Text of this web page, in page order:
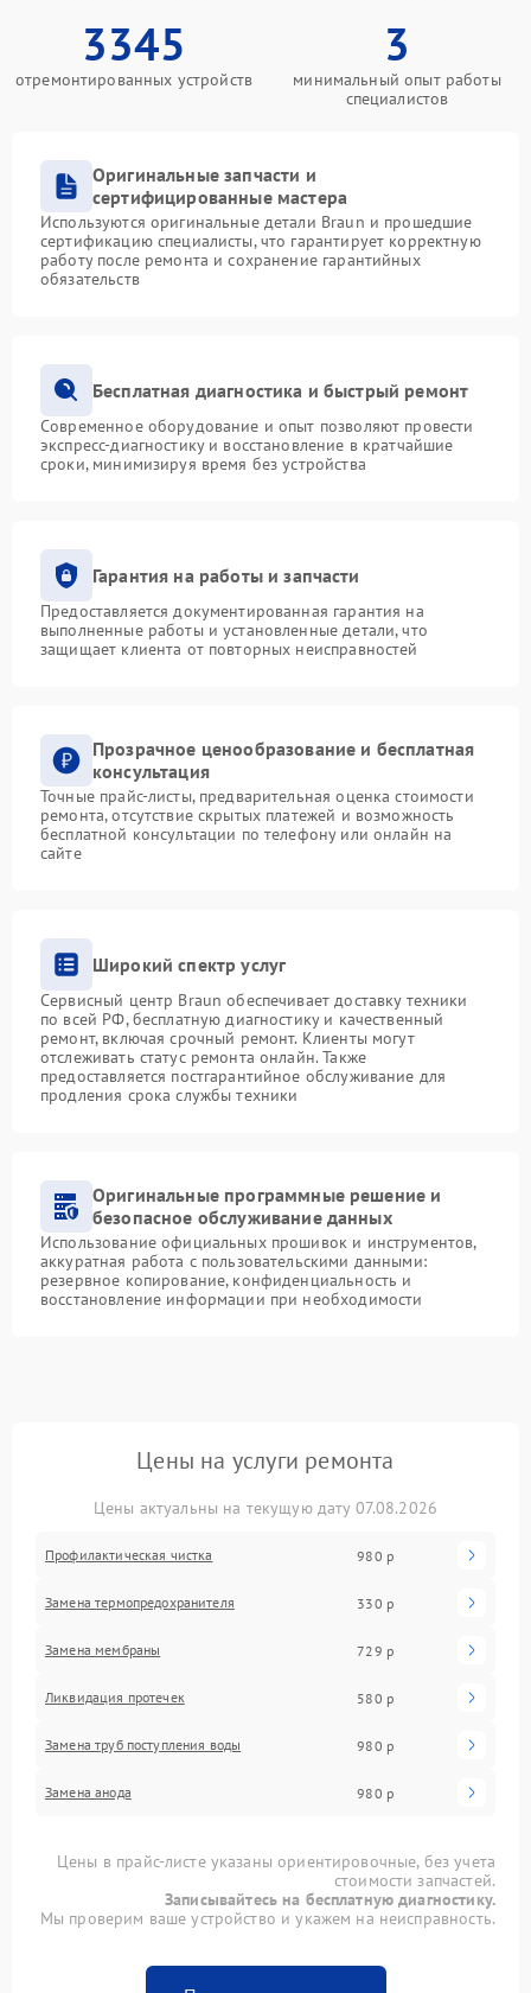
3345
отремонтированных устройств
3
минимальный опыт работы
специалистов
Оригинальные запчасти и
сертифицированные мастера
Используются оригинальные детали Braun и прошедшие
сертификацию специалисты, что гарантирует корректную
работу после ремонта и сохранение гарантийных
обязательств
Бесплатная диагностика и быстрый ремонт
Современное оборудование и опыт позволяют провести
экспресс-диагностику и восстановление в кратчайшие
сроки, минимизируя время без устройства
Гарантия на работы и запчасти
Предоставляется документированная гарантия на
выполненные работы и установленные детали, что
защищает клиента от повторных неисправностей
Прозрачное ценообразование и бесплатная
консультация
Точные прайс-листы, предварительная оценка стоимости
ремонта, отсутствие скрытых платежей и возможность
бесплатной консультации по телефону или онлайн на
сайте
Широкий спектр услуг
Сервисный центр Braun обеспечивает доставку техники
по всей РФ, бесплатную диагностику и качественный
ремонт, включая срочный ремонт. Клиенты могут
отслеживать статус ремонта онлайн. Также
предоставляется постгарантийное обслуживание для
продления срока службы техники
Оригинальные программные решение и
безопасное обслуживание данных
Использование официальных прошивок и инструментов,
аккуратная работа с пользовательскими данными:
резервное копирование, конфиденциальность и
восстановление информации при необходимости
Цены на услуги ремонта
Цены актуальны на текущую дату 07.08.2026
Профилактическая чистка 980 р
Замена термопредохранителя 330 р
Замена мембраны 729 р
Ликвидация протечек 580 р
Замена труб поступления воды 980 р
Замена анода 980 р
Цены в прайс-листе указаны ориентировочные, без учета
стоимости запчастей.
Записывайтесь на бесплатную диагностику.
Мы проверим ваше устройство и укажем на неисправность.